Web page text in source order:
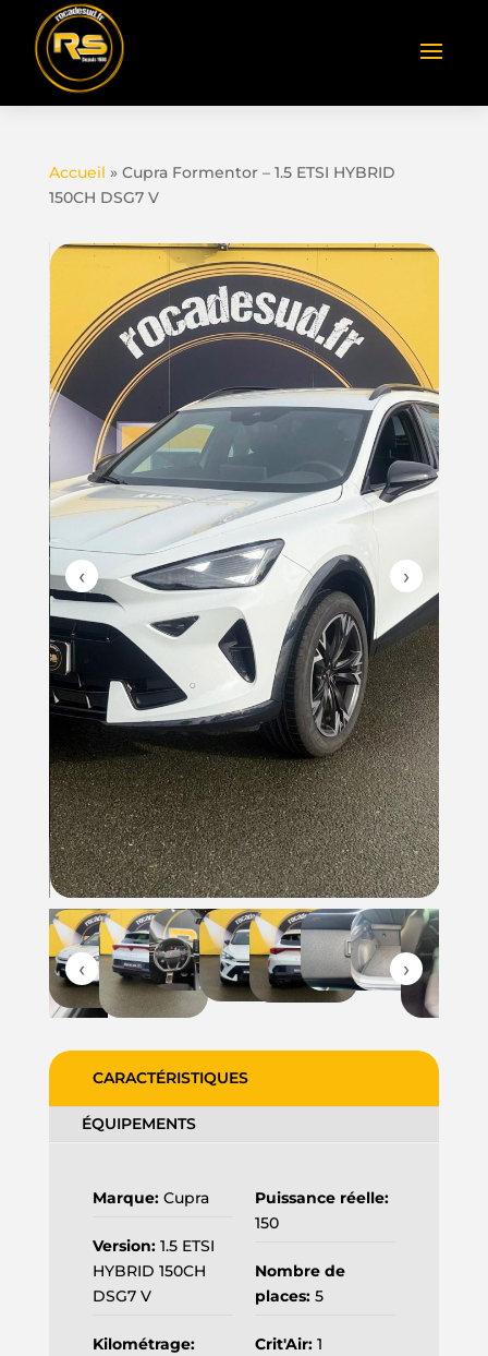
Accueil » Cupra Formentor – 1.5 ETSI HYBRID
150CH DSG7 V
‹ ›
‹ ›
CARACTÉRISTIQUES
ÉQUIPEMENTS
Marque:Cupra
Version:1.5 ETSI
HYBRID 150CH
DSG7 V
Kilométrage:
Puissance réelle:
150
Nombre de
places: 5
Crit'Air: 1